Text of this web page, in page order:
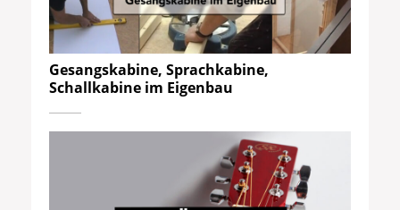
Gesangskabine, Sprachkabine,
Schallkabine im Eigenbau